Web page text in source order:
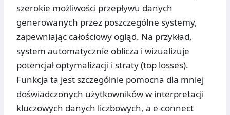
szerokie możliwości przepływu danych
generowanych przez poszczególne systemy,
zapewniając całościowy ogląd. Na przykład,
system automatycznie oblicza i wizualizuje
potencjał optymalizacji i straty (top losses).
Funkcja ta jest szczególnie pomocna dla mniej
doświadczonych użytkowników w interpretacji
kluczowych danych liczbowych, a e-connect